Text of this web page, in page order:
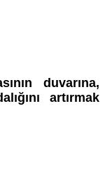
duvarına,
artırmak